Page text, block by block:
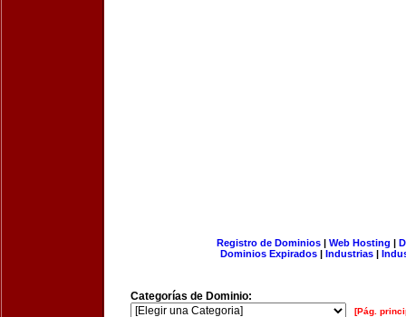
Registro de Dominios| Web Hosting |
Dominios Expirados | Industrias |
Categorías de Dominio:
[Pág.